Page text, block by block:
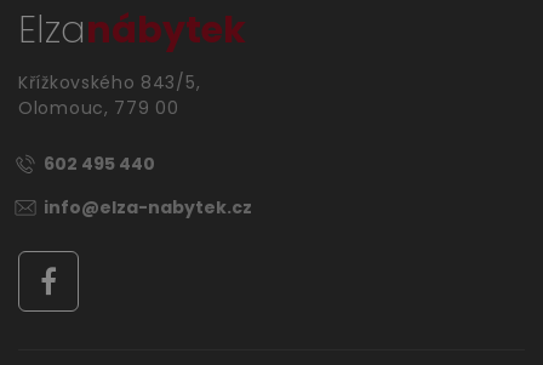
Elzanábytek
Křížkovského 843/5,
Olomouc, 779 00
602 495 440
info@elza-nabytek.cz